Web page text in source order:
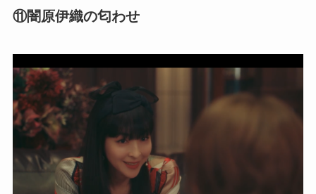
⑪闇原伊織の匂わせ